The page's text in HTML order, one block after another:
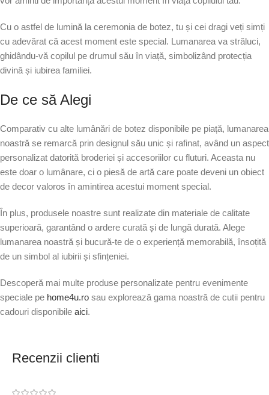
Cu o astfel de lumină la ceremonia de botez, tu și cei dragi veți simți
cu adevărat că acest moment este special. Lumanarea va străluci,
ghidându-vă copilul pe drumul său în viață, simbolizând protecția
divină și iubirea familiei.
De ce să Alegi
Comparativ cu alte lumânări de botez disponibile pe piață, lumanarea
noastră se remarcă prin designul său unic și rafinat, având un aspect
personalizat datorită broderiei și accesoriilor cu fluturi. Aceasta nu
este doar o lumânare, ci o piesă de artă care poate deveni un obiect
de decor valoros în amintirea acestui moment special.
În plus, produsele noastre sunt realizate din materiale de calitate
superioară, garantând o ardere curată și de lungă durată. Alege
lumanarea noastră și bucură-te de o experiență memorabilă, însoțită
de un simbol al iubirii și sfințeniei.
Descoperă mai multe produse personalizate pentru evenimente
speciale pe home4u.ro sau explorează gama noastră de cutii pentru
cadouri disponibile aici.
Recenzii clienti